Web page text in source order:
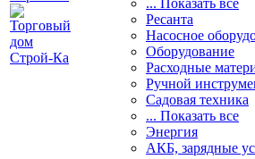
... Показать все
Ресанта
Насосное
Оборудование
Расходные
Ручной
Садовая техника
... Показать все
Энергия
АКБ, зарядные